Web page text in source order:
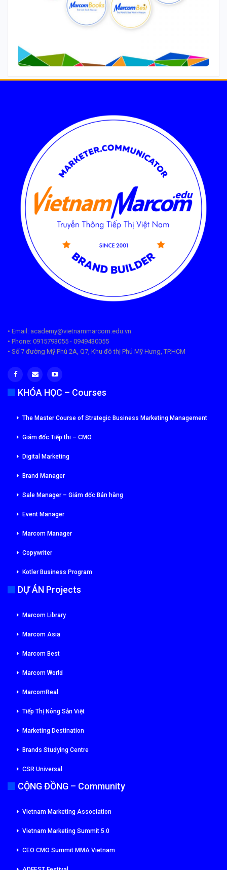
• Email: academy@vietnammarcom.edu.vn
• Phone: 0915793055 - 0949430055
• Số 7 đường Mỹ Phú 2A, Q7, Khu đô thị Phú Mỹ Hưng, TP.HCM
KHÓA HỌC – Courses
The Master Course of Strategic Business Marketing Management
Giám đốc Tiếp thi – CMO
Digital Marketing
Brand Manager
Sale Manager – Giám đốc Bán hàng
Event Manager
Marcom Manager
Copywriter
Kotler Business Program
DỰ ÁN Projects
Marcom Library
Marcom Asia
Marcom Best
Marcom World
MarcomReal
Tiếp Thị Nông Sản Việt
Marketing Destination
Brands Studying Centre
CSR Universal
CỘNG ĐỒNG – Community
Vietnam Marketing Association
Vietnam Marketing Summit 5.0
CEO CMO Summit MMA Vietnam